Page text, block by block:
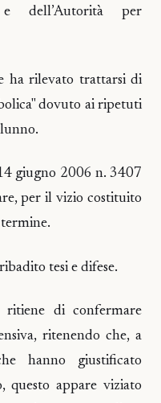
dell’Autorità per
ha rilevato trattarsi di
dovuto ai ripetuti
giugno 2006 n. 3407
per il vizio costituito
tesi e difese.
ritiene di confermare
ritenendo che, a
hanno giustificato
questo appare viziato